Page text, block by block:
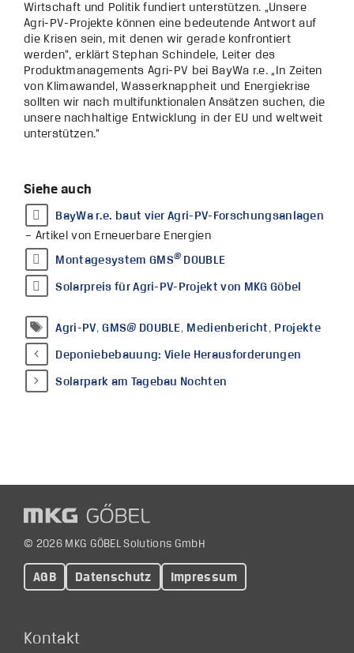
Wirtschaft und Politik fundiert unterstützen. „Unsere
Agri-PV-Projekte können eine bedeutende Antwort auf
die Krisen sein, mit denen wir gerade konfrontiert
werden“, erklärt Stephan Schindele, Leiter des
Produktmanagements Agri-PV bei BayWa r.e. „In Zeiten
von Klimawandel, Wasserknappheit und Energiekrise
sollten wir nach multifunktionalen Ansätzen suchen, die
unsere nachhaltige Entwicklung in der EU und weltweit
unterstützen.“
Siehe auch
BayWa r.e. baut vier Agri-PV-Forschungsanlagen
– Artikel von Erneuerbare Energien
Montagesystem GMS® DOUBLE
Solarpreis für Agri-PV-Projekt von MKG Göbel
Schlagwörter
Agri-PV,GMS® DOUBLE, Medienbericht, Projekte
Deponiebebauung: Viele Herausforderungen
Solarpark am Tagebau Nochten
© 2026 MKG GÖBEL Solutions GmbH
AGB Datenschutz Impressum
Kontakt